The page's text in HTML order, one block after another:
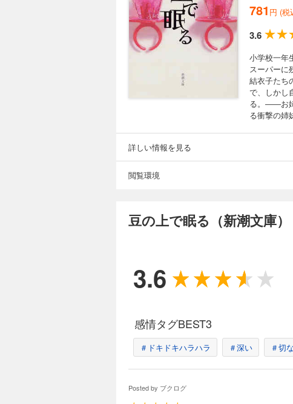
781 円 (税
3.6
小学校一年
スーパーに
結衣子たち
で、しかし
る。――お
る衝撃の姉
詳しい情報を見る
閲覧環境
豆の上で眠る（新潮文庫
3.6
感情タグBEST3
＃ドキドキハラハラ ＃深い ＃切
Posted by ブクログ